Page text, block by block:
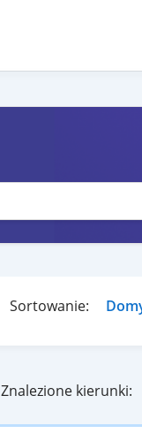
Sortowanie:
Znalezione kierunki: